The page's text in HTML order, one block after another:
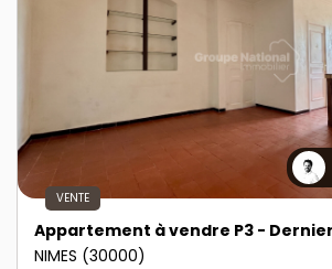
VENTE
NIMES (30000)